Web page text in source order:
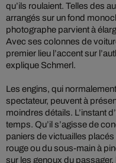
qu’ils roulaient. Telles des
arrangés sur un fond
photographe parvient à
Avec ses colonnes de
premier lieu l’accent sur
explique Schmerl.
Les engins, qui
spectateur, peuvent à
moindres détails. L’instant
temps. Qu’il s’agisse de
paniers de victuailles placés
rouge ou du sous-main à
sur les genoux du